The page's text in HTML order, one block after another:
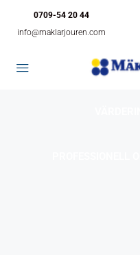
0709-54 20 44
info@maklarjouren.com